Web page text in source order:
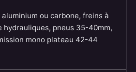
aluminium ou carbone, freins à
hydrauliques, pneus 35-40mm,
mono plateau 42-44